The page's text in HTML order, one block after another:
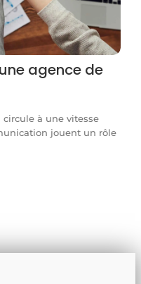
agence de
à une vitesse
jouent un rôle